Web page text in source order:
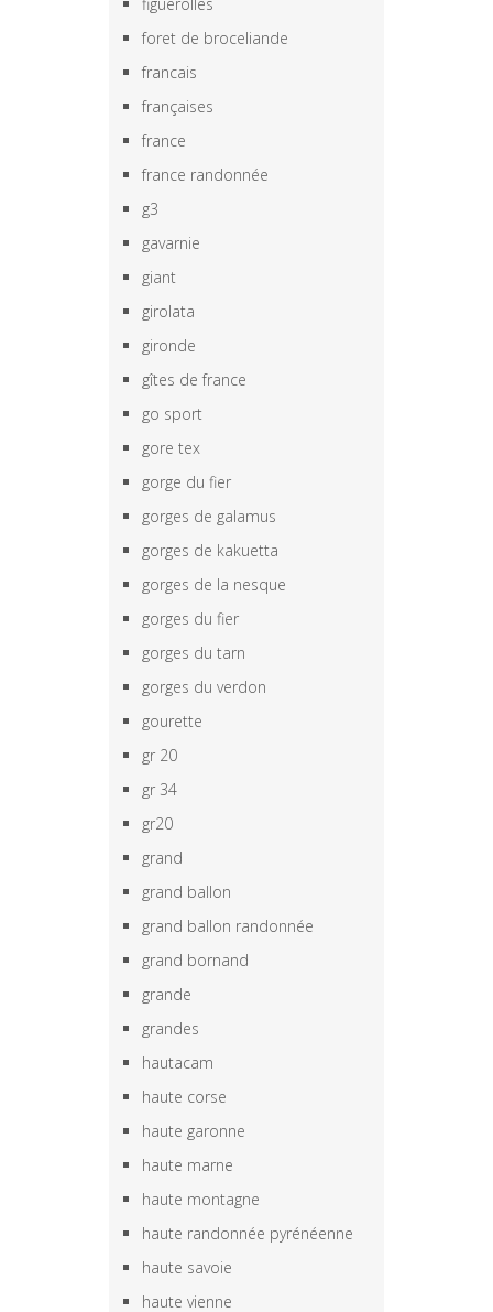
foret de broceliande
francais
françaises
france
france randonnée
g3
gavarnie
giant
girolata
gironde
gîtes de france
go sport
gore tex
gorge du fier
gorges de galamus
gorges de kakuetta
gorges de la nesque
gorges du fier
gorges du tarn
gorges du verdon
gourette
gr 20
gr 34
gr20
grand
grand ballon
grand ballon randonnée
grand bornand
grande
grandes
hautacam
haute corse
haute garonne
haute marne
haute montagne
haute randonnée pyrénéenne
haute savoie
haute vienne